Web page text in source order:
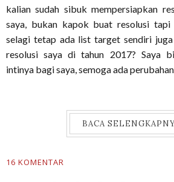
kalian sudah sibuk mempersiapkan
saya, bukan kapok buat resolusi
selagi tetap ada list target sendiri
resolusi saya di tahun 2017? Saya
intinya bagi saya, semoga ada
BACA
16 KOMENTAR